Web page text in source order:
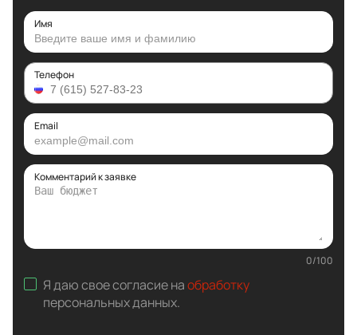
Имя
Телефон
Email
Комментарий к заявке
0/100
Я даю свое согласие наобработку
персональных данных.